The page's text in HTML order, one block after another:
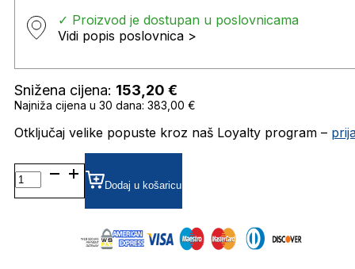
✓ Proizvod je dostupan u poslovnicama
Vidi popis poslovnica >
Snižena cijena: 153,20 €
Najniža cijena u 30 dana: 383,00 €
Otključaj velike popuste kroz naš Loyalty program –
MOS109/S SUNČANE
NAOČALE
MOSCHINO
Dodaj u košaricu